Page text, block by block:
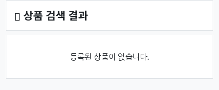
상품 검색 결과
등록된 상품이 없습니다.